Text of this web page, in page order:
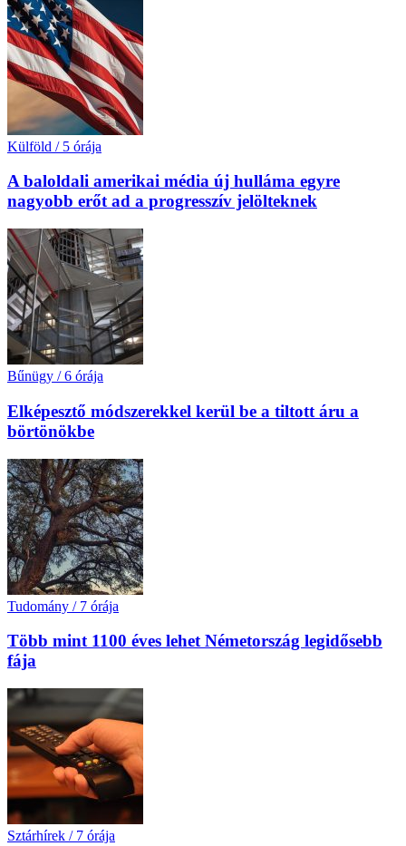
Külföld / 5 órája
A baloldali amerikai média új hulláma egyre
nagyobb erőt ad a progresszív jelölteknek
Bűnügy / 6 órája
Elképesztő módszerekkel kerül be a tiltott áru a
börtönökbe
Tudomány / 7 órája
Több mint 1100 éves lehet Németország legidősebb
fája
Sztárhírek / 7 órája